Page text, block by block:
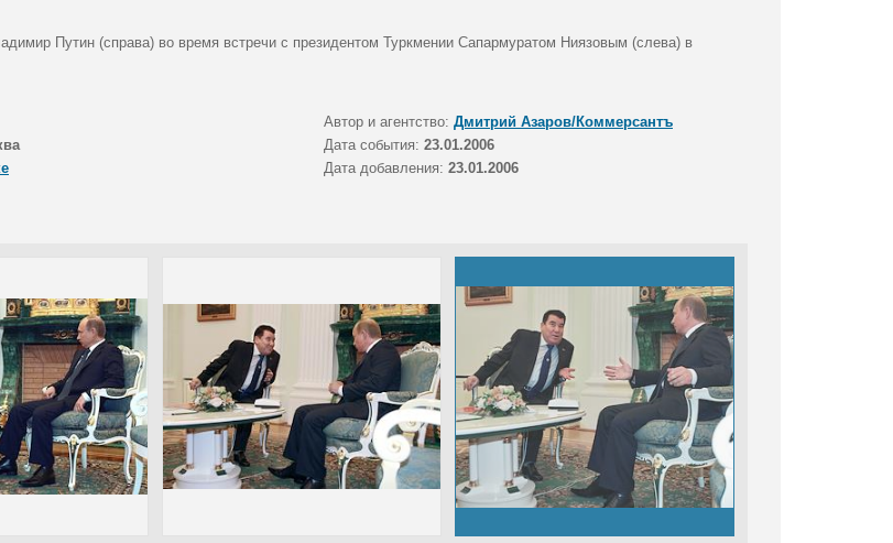
Путин (справа) во время встречи с президентом Туркмении Сапармуратом Ниязовым (слева) в
Автор и агентство: Дмитрий Азаров/Коммерсантъ
Дата события: 23.01.2006
Дата добавления: 23.01.2006